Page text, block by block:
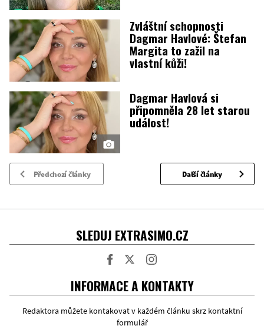
Zvláštní schopnosti
Dagmar Havlové: Štefan
Margita to zažil na
vlastní kůži!
Dagmar Havlová si
připomněla 28 let starou
událost!
Předchozí články Další články
SLEDUJ EXTRASIMO.CZ
INFORMACE A KONTAKTY
Redaktora můžete kontakovat v každém článku skrz kontaktní
formulář